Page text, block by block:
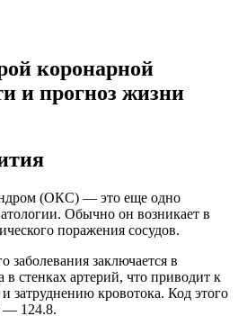
коронарной
и прогноз жизни
(ОКС) — это еще одно
Обычно он возникает в
поражения сосудов.
заболевания заключается в
в стенках артерий, что приводит к
затруднению кровотока. Код этого
— 124.8.